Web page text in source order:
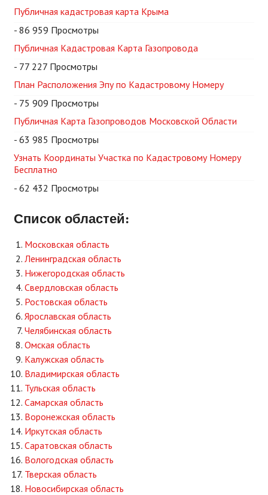
Публичная кадастровая карта Крыма
- 86 959 Просмотры
Публичная Кадастровая Карта Газопровода
- 77 227 Просмотры
План Расположения Эпу по Кадастровому Номеру
- 75 909 Просмотры
Публичная Карта Газопроводов Московской Области
- 63 985 Просмотры
Узнать Координаты Участка по Кадастровому Номеру
Бесплатно
- 62 432 Просмотры
Список областей:
Московская область
Ленинградская область
Нижегородская область
Свердловская область
Ростовская область
Ярославская область
Челябинская область
Омская область
Калужская область
Владимирская область
Тульская область
Самарская область
Воронежская область
Иркутская область
Саратовская область
Вологодская область
Тверская область
Новосибирская область